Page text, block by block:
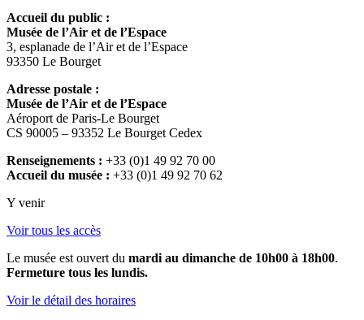
Accueil du public :
Musée de l’Air et de l’Espace
3, esplanade de l’Air et de l’Espace
93350 Le Bourget
Adresse postale :
Musée de l’Air et de l’Espace
Aéroport de Paris-Le Bourget
CS 90005 – 93352 Le Bourget Cedex
Renseignements : +33 (0)1 49 92 70 00
Accueil du musée : +33 (0)1 49 92 70 62
Y venir
Voir tous les accès
Le musée est ouvert du mardi au dimanche de 10h00 à 18h00.
Fermeture tous les lundis.
Voir le détail des horaires